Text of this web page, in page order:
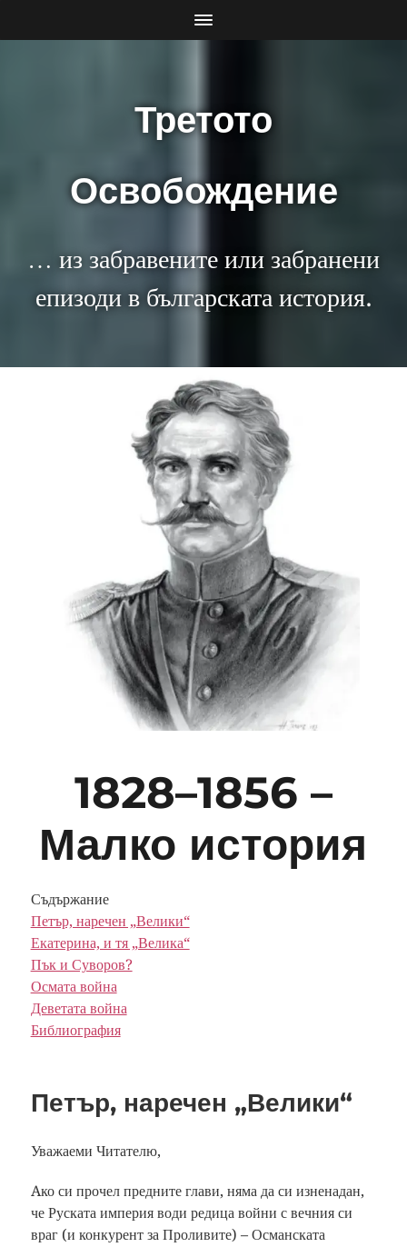
Третото
Освобождение
… из забравените или забранени
епизоди в българската история.
1828–1856 –
Малко история
Съдържание
Петър, наречен „Велики“
Екатерина, и тя „Велика“
Пък и Суворов?
Осмата война
Деветата война
Библиография
Петър, наречен „Велики“
Уважаеми Читателю,
Aко си прочел предните глави, няма да си изненадан,
че Руската империя води редица войни с вечния си
враг (и конкурент за Проливите) – Османската